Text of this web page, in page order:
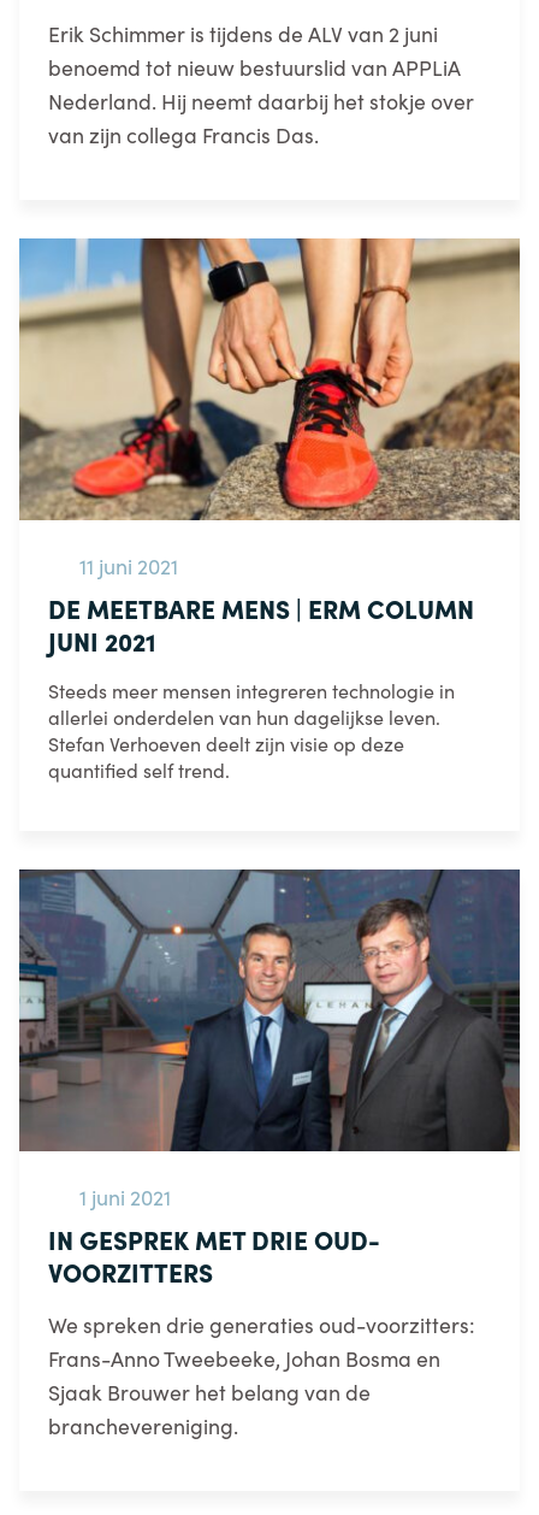
Erik Schimmer is tijdens de ALV van 2 juni
benoemd tot nieuw bestuurslid van APPLiA
Nederland. Hij neemt daarbij het stokje over
van zijn collega Francis Das.
11 juni 2021
DE MEETBARE MENS | ERM COLUMN
JUNI 2021
Steeds meer mensen integreren technologie in
allerlei onderdelen van hun dagelijkse leven.
Stefan Verhoeven deelt zijn visie op deze
quantified self trend.
1 juni 2021
IN GESPREK MET DRIE OUD-
VOORZITTERS
We spreken drie generaties oud-voorzitters:
Frans-Anno Tweebeeke, Johan Bosma en
Sjaak Brouwer het belang van de
branchevereniging.